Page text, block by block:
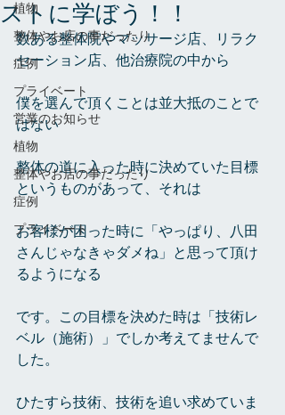
植物
整体やお店の事だったり
症例
プライベート
営業のお知らせ
植物
整体やお店の事だったり
症例
プライベート
ストに学ぼう！！
数ある整体院やマッサージ店、リラク
セーション店、他治療院の中から
僕を選んで頂くことは並大抵のことで
はない
整体の道に入った時に決めていた目標
というものがあって、それは
お客様が困った時に「やっぱり、八田
さんじゃなきゃダメね」と思って頂け
るようになる
です。この目標を決めた時は「技術レ
ベル（施術）」でしか考えてませんで
した。
ひたすら技術、技術を追い求めていま